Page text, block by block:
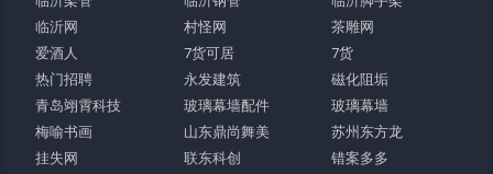
临沂网
村怪网
茶雕网
爱酒人
7货可居
7货
热门招聘
永发建筑
磁化阻垢
青岛翊霄科技
玻璃幕墙配件
玻璃幕墙
梅喻书画
山东鼎尚舞美
苏州东方龙
挂失网
联东科创
错案多多